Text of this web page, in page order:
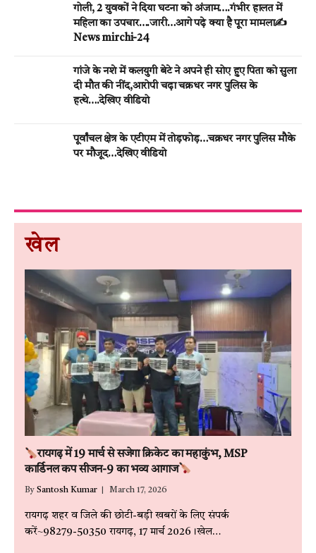
गोली, 2 युवकों ने दिया घटना को अंजाम….गंभीर हालत में
महिला का उपचार….जारी…आगे पढ़े क्या है पूरा मामला✍️
News mirchi-24
गांजे के नशे में कलयुगी बेटे ने अपने ही सोए हुए पिता को सुला
दी मौत की नींद,आरोपी चढ़ा चक्रधर नगर पुलिस के
हत्थे….देखिए वीडियो
पूर्वांचल क्षेत्र के एटीएम में तोड़फोड़…चक्रधर नगर पुलिस मौके
पर मौजूद…देखिए वीडियो
खेल
रायगढ़ में 19 मार्च से सजेगा क्रिकेट का महाकुंभ, MSP
कार्डिनल कप सीजन-9 का भव्य आगाज
By Santosh Kumar March 17, 2026
रायगढ़ शहर व जिले की छोटी-बड़ी खबरों के लिए संपर्क
करें~98279-50350 रायगढ़, 17 मार्च 2026।खेल…